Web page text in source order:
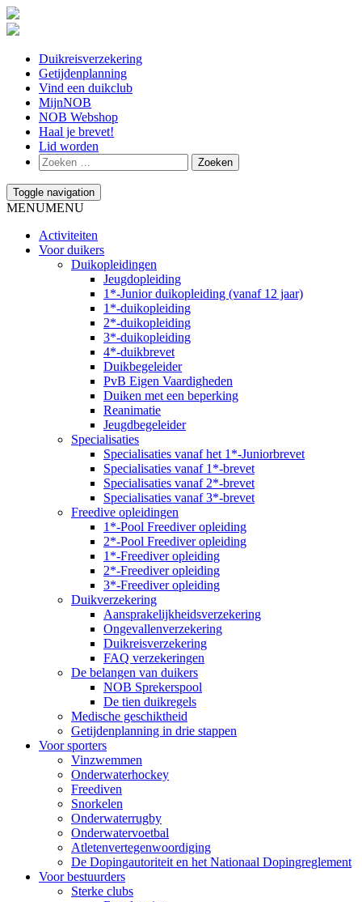
Duikreisverzekering
Getijdenplanning
Vind een duikclub
MijnNOB
NOB Webshop
Haal je brevet!
Lid worden
Toggle navigation
MENUMENU
Activiteiten
Voor duikers
Duikopleidingen
Jeugdopleiding
1*-Junior duikopleiding (vanaf 12 jaar)
1*-duikopleiding
2*-duikopleiding
3*-duikopleiding
4*-duikbrevet
Duikbegeleider
PvB Eigen Vaardigheden
Duiken met een beperking
Reanimatie
Jeugdbegeleider
Specialisaties
Specialisaties vanaf het 1*-Juniorbrevet
Specialisaties vanaf 1*-brevet
Specialisaties vanaf 2*-brevet
Specialisaties vanaf 3*-brevet
Freedive opleidingen
1*-Pool Freediver opleiding
2*-Pool Freediver opleiding
1*-Freediver opleiding
2*-Freediver opleiding
3*-Freediver opleiding
Duikverzekering
Aansprakelijkheidsverzekering
Ongevallenverzekering
Duikreisverzekering
FAQ verzekeringen
De belangen van duikers
NOB Sprekerspool
De tien duikregels
Medische geschiktheid
Getijdenplanning in drie stappen
Voor sporters
Vinzwemmen
Onderwaterhockey
Freediven
Snorkelen
Onderwaterrugby
Onderwatervoetbal
Atletenvertegenwoordiging
De Dopingautoriteit en het Nationaal Dopingreglement
Voor bestuurders
Sterke clubs